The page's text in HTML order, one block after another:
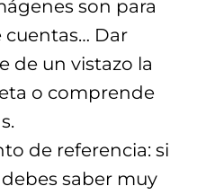
son para
cuentas… Dar
de un vistazo la
o comprende
de referencia: si
saber muy